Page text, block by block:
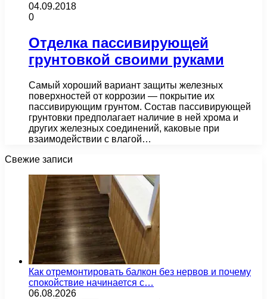
04.09.2018
0
Отделка пассивирующей
грунтовкой своими руками
Самый хороший вариант защиты железных
поверхностей от коррозии — покрытие их
пассивирующим грунтом. Состав пассивирующей
грунтовки предполагает наличие в ней хрома и
других железных соединений, каковые при
взаимодействии с влагой…
Свежие записи
Как отремонтировать балкон без нервов и почему
спокойствие начинается с…
06.08.2026